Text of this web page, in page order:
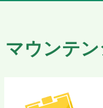
マウンテ